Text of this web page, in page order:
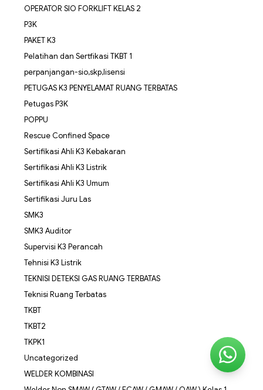
OPERATOR SIO FORKLIFT KELAS 2
P3K
PAKET K3
Pelatihan dan Sertfikasi TKBT 1
perpanjangan-sio,skp,lisensi
PETUGAS K3 PENYELAMAT RUANG TERBATAS
Petugas P3K
POPPU
Rescue Confined Space
Sertifikasi Ahli K3 Kebakaran
Sertifikasi Ahli K3 Listrik
Sertifikasi Ahli K3 Umum
Sertifikasi Juru Las
SMK3
SMK3 Auditor
Supervisi K3 Perancah
Tehnisi K3 Listrik
TEKNISI DETEKSI GAS RUANG TERBATAS
Teknisi Ruang Terbatas
TKBT
TKBT2
TKPK1
Uncategorized
WELDER KOMBINASI